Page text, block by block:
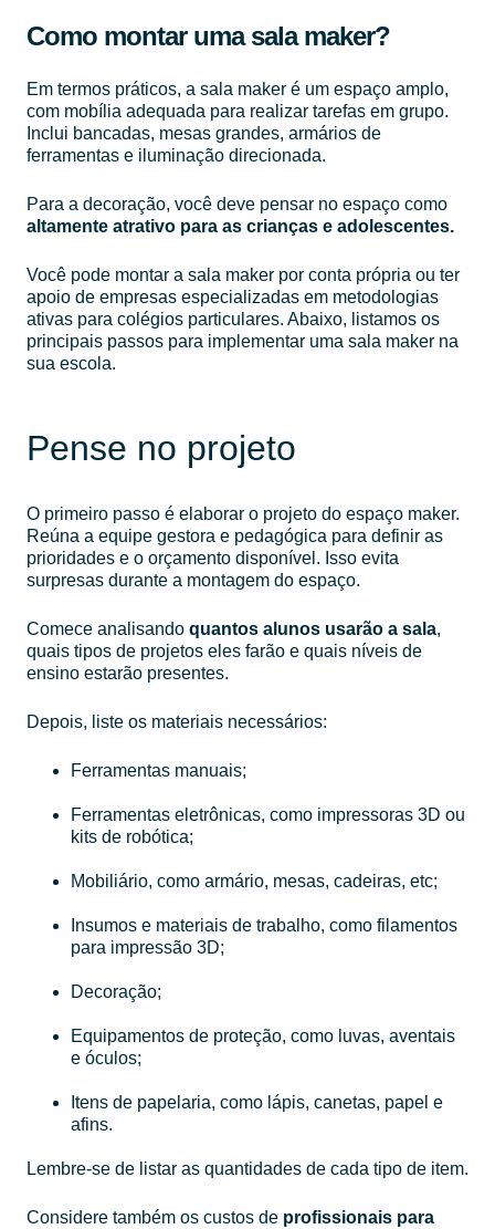
Como montar uma sala maker?
Em termos práticos, a sala maker é um espaço amplo,
com mobília adequada para realizar tarefas em grupo.
Inclui bancadas, mesas grandes, armários de
ferramentas e iluminação direcionada.
Para a decoração, você deve pensar no espaço como
altamente atrativo para as crianças e adolescentes.
Você pode montar a sala maker por conta própria ou ter
apoio de empresas especializadas em metodologias
ativas para colégios particulares. Abaixo, listamos os
principais passos para implementar uma sala maker na
sua escola.
Pense no projeto
O primeiro passo é elaborar o projeto do espaço maker.
Reúna a equipe gestora e pedagógica para definir as
prioridades e o orçamento disponível. Isso evita
surpresas durante a montagem do espaço.
Comece analisando quantos alunos usarão a sala,
quais tipos de projetos eles farão e quais níveis de
ensino estarão presentes.
Depois, liste os materiais necessários:
Ferramentas manuais;
Ferramentas eletrônicas, como impressoras 3D ou
kits de robótica;
Mobiliário, como armário, mesas, cadeiras, etc;
Insumos e materiais de trabalho, como filamentos
para impressão 3D;
Decoração;
Equipamentos de proteção, como luvas, aventais
e óculos;
Itens de papelaria, como lápis, canetas, papel e
afins.
Lembre-se de listar as quantidades de cada tipo de item.
Considere também os custos de profissionais para